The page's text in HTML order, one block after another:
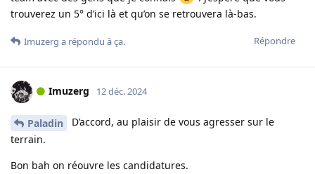
trouverez un 5° d’ici là et qu’on se retrouvera là-bas.
Répondre
Imuzerg a répondu à ça.
Imuzerg 12 déc. 2024
Paladin
D’accord, au plaisir de vous agresser sur le
terrain.
Bon bah on réouvre les candidatures.